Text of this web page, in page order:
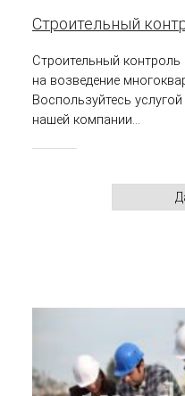
Строительный
Строительный
на возведение
Воспользуйтесь
нашей компании...